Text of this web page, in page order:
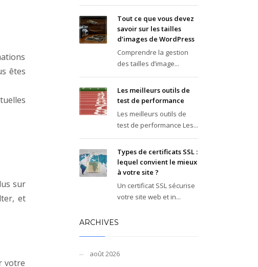
êtes
sur
et
votre
Tout ce que vous devez
savoir sur les tailles
d’images de WordPress
Comprendre la gestion
des tailles d’image...
Les meilleurs outils de
test de performance
Les meilleurs outils de
test de performance Les...
Types de certificats SSL :
lequel convient le mieux
à votre site ?
Un certificat SSL sécurise
votre site web et in...
ARCHIVES
août 2026